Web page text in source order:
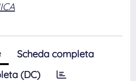
Scheda completa
(DC)